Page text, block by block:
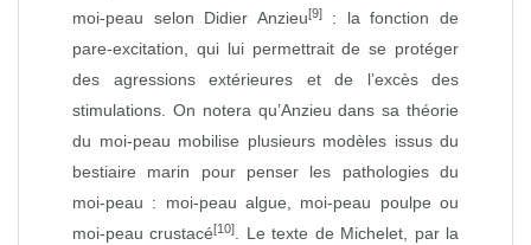
moi‑peau selon Didier Anzieu[9]: la fonction de
pare‑excitation, qui lui permettrait de se protéger
des agressions extérieures et de l’excès des
stimulations. On notera qu’Anzieu dans sa théorie
du moi‑peau mobilise plusieurs modèles issus du
bestiaire marin pour penser les pathologies du
moi‑peau : moi‑peau algue, moi‑peau poulpe ou
moi‑peau crustacé[10]
. Le texte de Michelet, par la